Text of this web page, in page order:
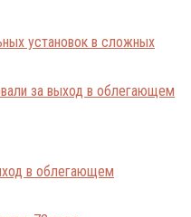
установок в сложных
в облегающем